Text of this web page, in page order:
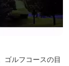
ゴルフコースの目